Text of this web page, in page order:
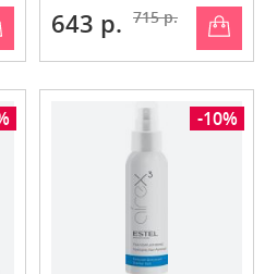
643 р. 715 р.
-10%